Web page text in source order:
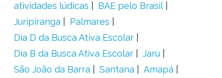
atividades lúdicas
BAE pelo Brasil
Juripiranga
Palmares
Dia D da Busca Ativa Escolar
Dia B da Busca Ativa Escolar
Jaru
São João da Barra
Santana
Amapá